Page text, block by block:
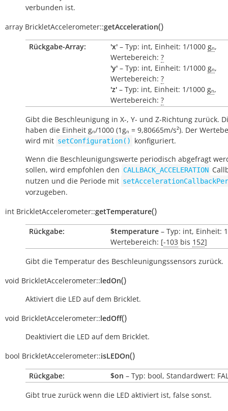
verbunden ist.
array BrickletAccelerometer::getAcceleration()
Rückgabe-Array: 'x' – Typ: int, Einheit: 1/1000 gₙ,
Wertebereich: ?
'y' – Typ: int, Einheit: 1/1000 gₙ,
Wertebereich: ?
'z' – Typ: int, Einheit: 1/1000 gₙ,
Wertebereich: ?
Gibt die Beschleunigung in X-, Y- und Z-Richtung zurück.
haben die Einheit gₙ/1000 (1gₙ = 9,80665m/s²). Der
wird mit setConfiguration()
konfiguriert.
Wenn die Beschleunigungswerte periodisch abgefragt
sollen, wird empfohlen den CALLBACK_ACCELERATION
nutzen und die Periode mit
vorzugeben.
int BrickletAccelerometer::getTemperature()
Rückgabe: $temperature – Typ: int, Einheit:
Wertebereich: [-103 bis 152]
Gibt die Temperatur des Beschleunigungssensors zurück.
void BrickletAccelerometer::ledOn()
Aktiviert die LED auf dem Bricklet.
void BrickletAccelerometer::ledOff()
Deaktiviert die LED auf dem Bricklet.
bool BrickletAccelerometer::isLEDOn()
Rückgabe: $on – Typ: bool, Standardwert:
Gibt true zurück wenn die LED aktiviert ist, false sonst.